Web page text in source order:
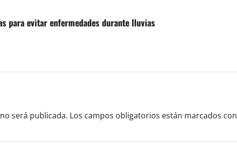
para evitar enfermedades durante lluvias
será publicada. Los campos obligatorios están marcados con